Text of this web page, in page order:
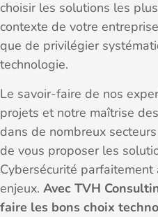
choisir les solutions les
contexte de votre
que de privilégier
technologie.
Le savoir-faire de nos
projets et notre maîtrise
dans de nombreux
de vous proposer les
Cybersécurité
enjeux. Avec TVH
faire les bons choix